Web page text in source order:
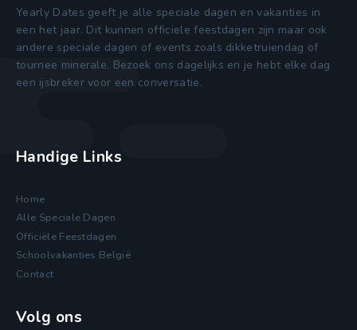
Yearly Dates geeft je alle speciale dagen en vakanties in
een het jaar. Dit kunnen officiele feestdagen zijn maar ook
andere speciale dagen of events zoals dikketruiendag of
tournee minerale. Bezoek ons dagelijks en je hebt elke dag
een ijsbreker voor een conversatie.
Handige Links
Home
Alle Speciale Dagen
Officiële Feestdagen
Schoolvakanties België
Contact
Volg ons